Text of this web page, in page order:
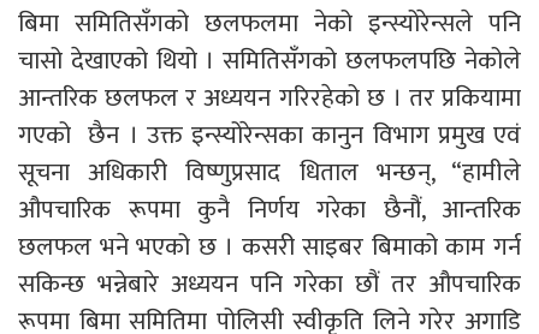
बिमा समितिसँगको छलफलमा नेको इन्स्योरेन्सले पनि
चासो देखाएको थियो । समितिसँगको छलफलपछि नेकोले
आन्तरिक छलफल र अध्ययन गरिरहेको छ । तर प्रकियामा
गएको छैन । उक्त इन्स्योरेन्सका कानुन विभाग प्रमुख एवं
सूचना अधिकारी विष्णुप्रसाद धिताल भन्छन्, “हामीले
औपचारिक रूपमा कुनै निर्णय गरेका छैनौं, आन्तरिक
छलफल भने भएको छ । कसरी साइबर बिमाको काम गर्न
सकिन्छ भन्नेबारे अध्ययन पनि गरेका छौं तर औपचारिक
रूपमा बिमा समितिमा पोलिसी स्वीकृति लिने गरेर अगाडि